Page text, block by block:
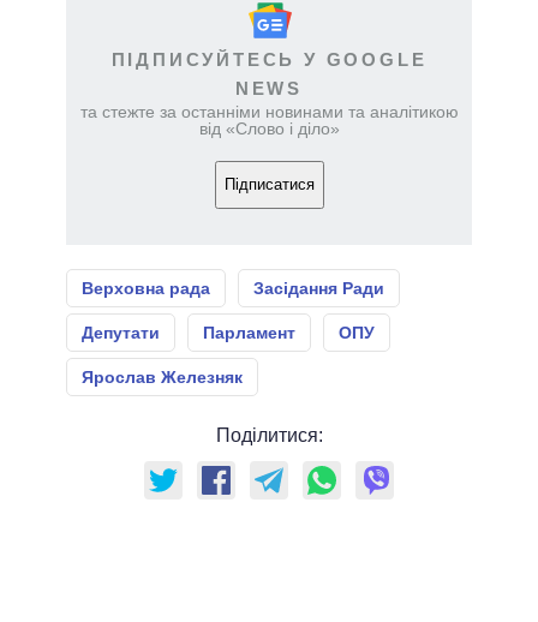
ПІДПИСУЙТЕСЬ У GOOGLE
NEWS
та стежте за останніми новинами та аналітикою
від «Слово і діло»
Підписатися
Верховна рада Засідання Ради
Депутати Парламент ОПУ
Ярослав Железняк
Поділитися: